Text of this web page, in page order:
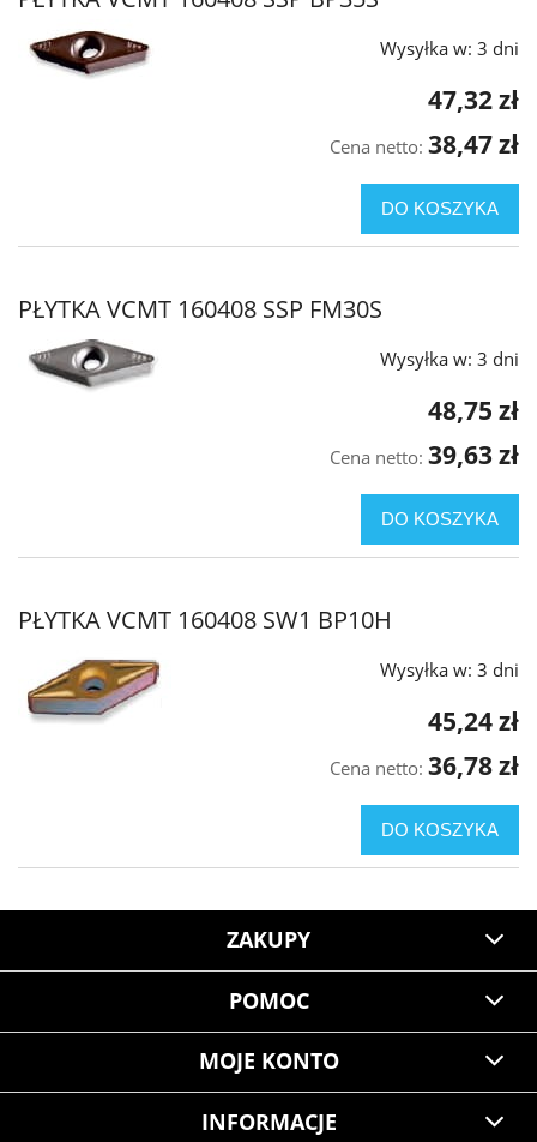
Wysyłka w: 3 dni
47,32 zł
Cena netto: 38,47 zł
DO KOSZYKA
PŁYTKA VCMT 160408 SSP FM30S
Wysyłka w: 3 dni
48,75 zł
Cena netto: 39,63 zł
DO KOSZYKA
PŁYTKA VCMT 160408 SW1 BP10H
Wysyłka w: 3 dni
45,24 zł
Cena netto: 36,78 zł
DO KOSZYKA
ZAKUPY
POMOC
MOJE KONTO
INFORMACJE